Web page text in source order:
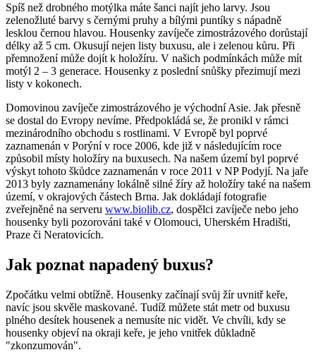
Spíš než drobného motýlka máte šanci najít jeho larvy. Jsou
zelenožluté barvy s černými pruhy a bílými puntíky s nápadně
lesklou černou hlavou. Housenky zavíječe zimostrázového dorůstají
délky až 5 cm. Okusují nejen listy buxusu, ale i zelenou kůru. Při
přemnožení může dojít k holožíru. V našich podmínkách může mít
motýl 2 – 3 generace. Housenky z poslední snůšky přezimují mezi
listy v kokonech.
Domovinou zavíječe zimostrázového je východní Asie. Jak přesně
se dostal do Evropy nevíme. Předpokládá se, že pronikl v rámci
mezinárodního obchodu s rostlinami. V Evropě byl poprvé
zaznamenán v Porýní v roce 2006, kde již v následujícím roce
způsobil místy holožíry na buxusech. Na našem území byl poprvé
výskyt tohoto škůdce zaznamenán v roce 2011 v NP Podyjí. Na jaře
2013 byly zaznamenány lokálně silné žíry až holožíry také na našem
území, v okrajových částech Brna. Jak dokládají fotografie
zveřejněné na serveru www.biolib.cz, dospělci zavíječe nebo jeho
housenky byli pozorováni také v Olomouci, Uherském Hradišti,
Praze či Neratovicích.
Jak poznat napadený buxus?
Zpočátku velmi obtížně. Housenky začínají svůj žír uvnitř keře,
navíc jsou skvěle maskované. Tudíž můžete stát metr od buxusu
plného desítek housenek a nemusíte nic vidět. Ve chvíli, kdy se
housenky objeví na okraji keře, je jeho vnitřek důkladně
"zkonzumován".